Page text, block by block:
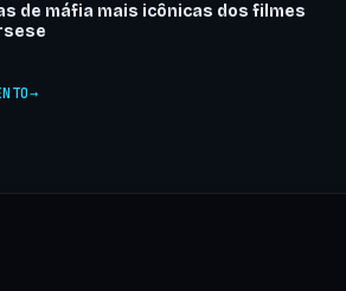
de máfia mais icônicas dos filmes